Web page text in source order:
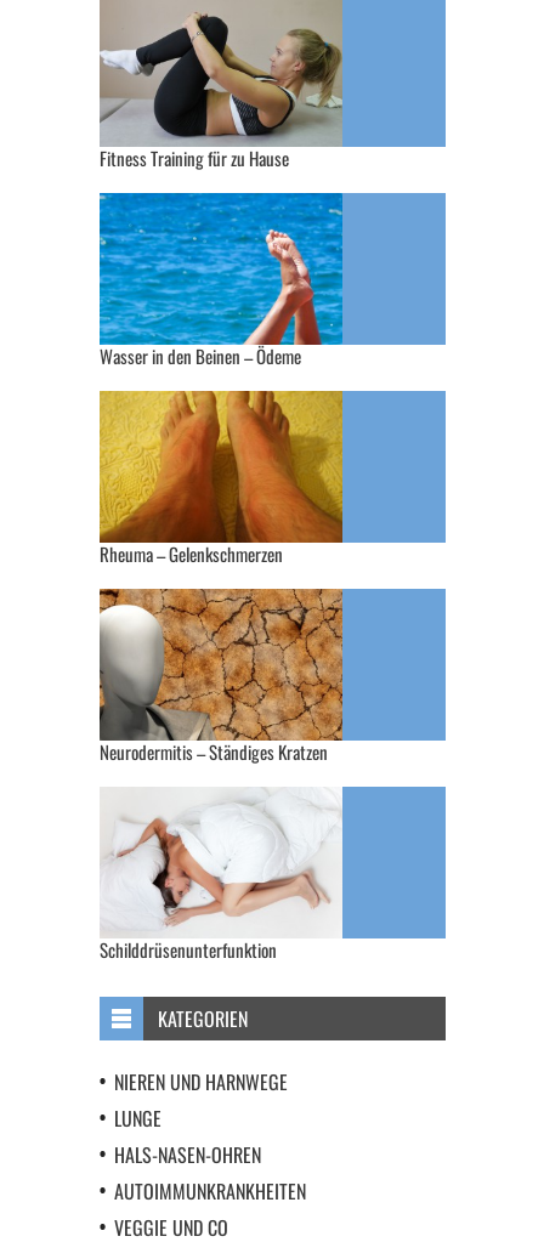
Fitness Training für zu Hause
Wasser in den Beinen – Ödeme
Rheuma – Gelenkschmerzen
Neurodermitis – Ständiges Kratzen
Schilddrüsenunterfunktion
KATEGORIEN
NIEREN UND HARNWEGE
LUNGE
HALS-NASEN-OHREN
AUTOIMMUNKRANKHEITEN
VEGGIE UND CO